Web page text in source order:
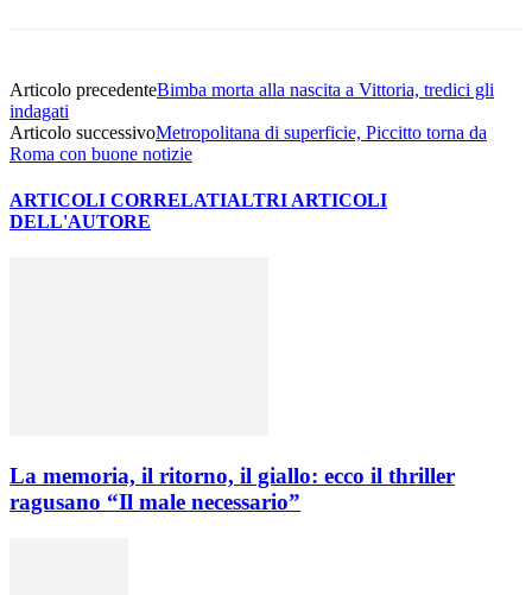
Articolo precedenteBimba morta alla nascita a Vittoria, tredici gli
indagati
Articolo successivoMetropolitana di superficie, Piccitto torna da
Roma con buone notizie
ARTICOLI CORRELATIALTRI ARTICOLI
DELL'AUTORE
La memoria, il ritorno, il giallo: ecco il thriller
ragusano “Il male necessario”